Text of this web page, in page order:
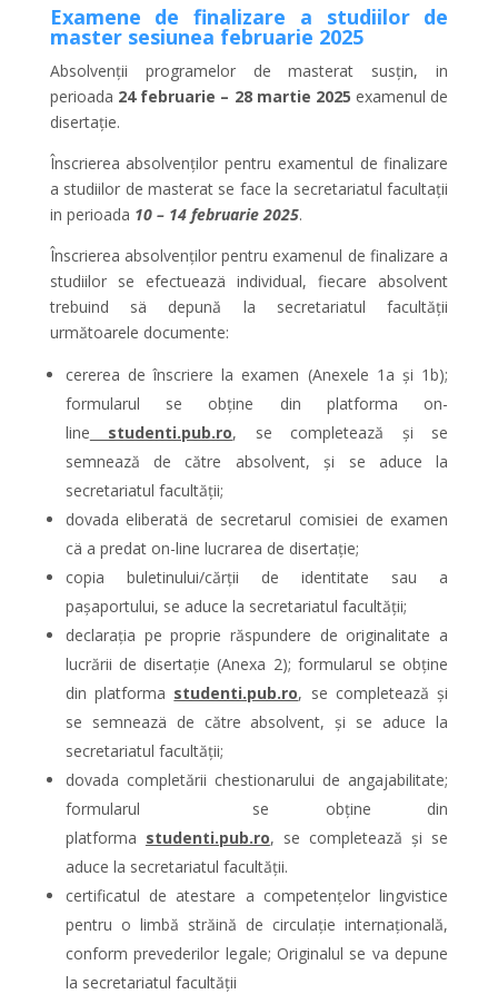
Examene de finalizare a studiilor de
master sesiunea februarie 2025
Absolvenții programelor de masterat susțin, in
perioada 24 februarie – 28 martie 2025 examenul de
disertație.
Înscrierea absolvenților pentru examentul de finalizare
a studiilor de masterat se face la secretariatul facultații
in perioada 10– 14 februarie 2025.
Înscrierea absolvenților pentru examenul de finalizare a
studiilor se efectueazä individual, fiecare absolvent
trebuind sä depună la secretariatul facultății
următoarele documente:
cererea de înscriere la examen (Anexele 1a și 1b);
formularul se obține din platforma on-
line studenti.pub.ro, se completează și se
semnează de către absolvent, și se aduce la
secretariatul facultății;
dovada eliberatä de secretarul comisiei de examen
cä a predat on-line lucrarea de disertație;
copia buletinului/cărții de identitate sau a
paşaportului, se aduce la secretariatul facultății;
declarația pe proprie răspundere de originalitate a
lucrării de disertație (Anexa 2); formularul se obține
din platforma studenti.pub.ro, se completează și
se semneazä de către absolvent, și se aduce la
secretariatul facultății;
dovada completării chestionarului de angajabilitate;
formularul se obține din
platforma studenti.pub.ro, se completează și se
aduce la secretariatul facultății.
certificatul de atestare a competențelor lingvistice
pentru o limbă străină de circulație internațională,
conform prevederilor legale; Originalul se va depune
la secretariatul facultății